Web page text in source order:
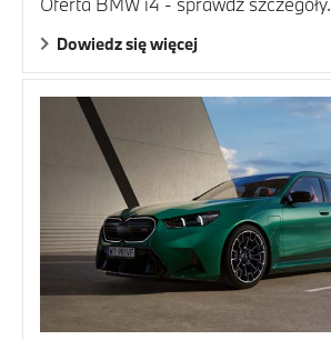
Dowiedz się więcej